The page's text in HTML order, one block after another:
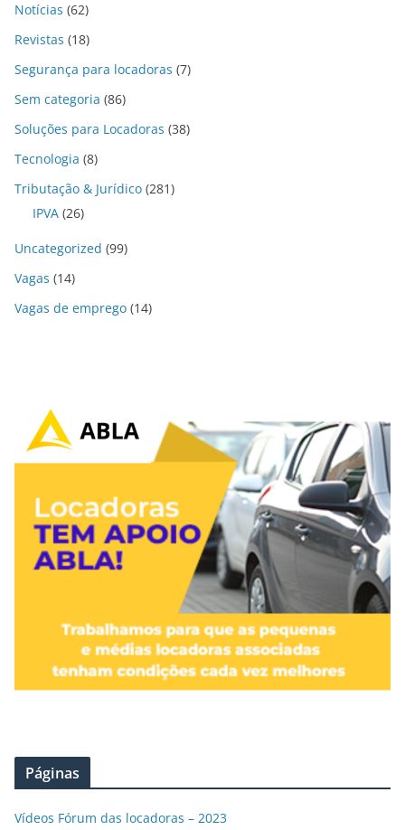
Notícias (62)
Revistas (18)
Segurança para locadoras (7)
Sem categoria (86)
Soluções para Locadoras (38)
Tecnologia (8)
Tributação & Jurídico (281)
IPVA (26)
Uncategorized (99)
Vagas (14)
Vagas de emprego (14)
Páginas
Vídeos Fórum das locadoras – 2023